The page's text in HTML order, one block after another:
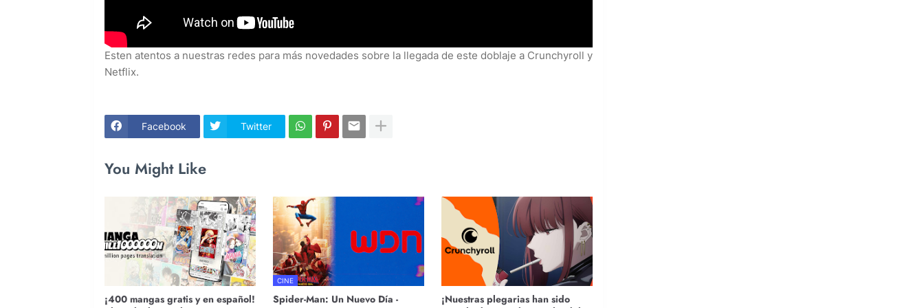
Esten atentos a nuestras redes para más novedades sobre la llegada de este doblaje a Crunchyroll y
Netflix.
Facebook Twitter
You Might Like
¡400 mangas gratis y en español!
CINE
Spider-Man: Un Nuevo Día -
¡Nuestras plegarias han sido